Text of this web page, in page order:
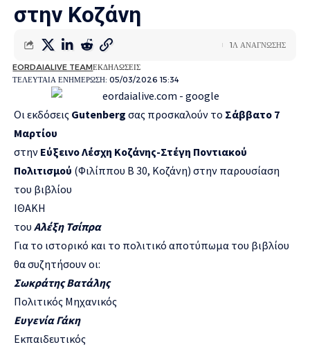
στην Κοζάνη
ΤΕΛΕΥΤΑΙΑ ΕΝΗΜΕΡΩΣΗ: 05/03/2026 15:34
EORDAIALIVE TEAMΕΚΔΗΛΩΣΕΙΣ
1Λ ΑΝΑΓΝΩΣΗΣ
Οι εκδόσεις Gutenberg σας προσκαλούν το Σάββατο 7
Μαρτίου
στην Εύξεινο Λέσχη Κοζάνης-Στέγη Ποντιακού
Πολιτισμού (Φιλίππου Β 30, Κοζάνη) στην παρουσίαση
του βιβλίου
ΙΘΑΚΗ
του Αλέξη Τσίπρα
Για το ιστορικό και το πολιτικό αποτύπωμα του βιβλίου
θα συζητήσουν οι:
Σωκράτης Βατάλης
Πολιτικός Μηχανικός
Ευγενία Γάκη
Εκπαιδευτικός